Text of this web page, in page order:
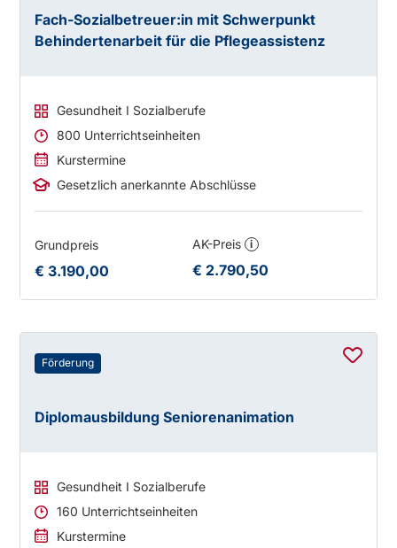
Fach-Sozialbetreuer:in mit Schwerpunkt
Behindertenarbeit für die Pflegeassistenz
Gesundheit I Sozialberufe
800 Unterrichtseinheiten
Kurstermine
Gesetzlich anerkannte Abschlüsse
Grundpreis
€ 3.190,00
AK-Preis i
€ 2.790,50
Förderung
Diplomausbildung Seniorenanimation
Gesundheit I Sozialberufe
160 Unterrichtseinheiten
Kurstermine